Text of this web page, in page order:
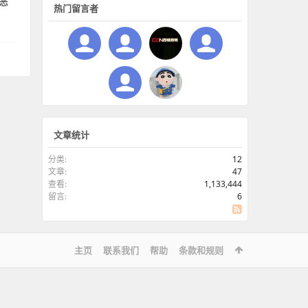
热门留言者
文章统计
分类:
12
文章:
47
查看:
1,133,444
留言:
6
主页 联系我们 帮助 条款和规则